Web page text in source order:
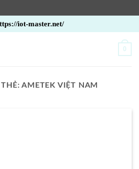
iot-master.net/
0
THẺ:AMETEK VIỆT NAM